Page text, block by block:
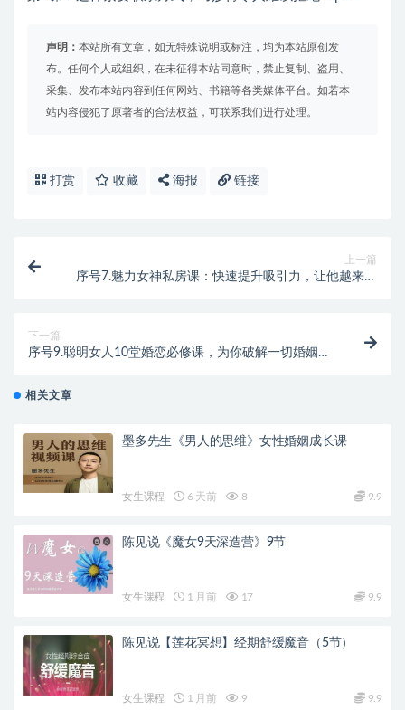
声明： 本站所有文章，如无特殊说明或标注，均为本站原创发
布。任何个人或组织，在未征得本站同意时，禁止复制、盗用、
采集、发布本站内容到任何网站、书籍等各类媒体平台。如若本
站内容侵犯了原著者的合法权益，可联系我们进行处理。
打赏 收藏 海报 链接
上一篇
序号7.魅力女神私房课：快速提升吸引力，让他越来越
下一篇
序号9.聪明女人10堂婚恋必修课，为你破解一切婚姻问
相关文章
墨多先生《男人的思维》女性婚姻成长课
女生课程 6 天前 8 9.9
陈见说《魔女9天深造营》9节
女生课程 1 月前 17 9.9
陈见说【莲花冥想】经期舒缓魔音（5节）
女生课程 1 月前 9 9.9